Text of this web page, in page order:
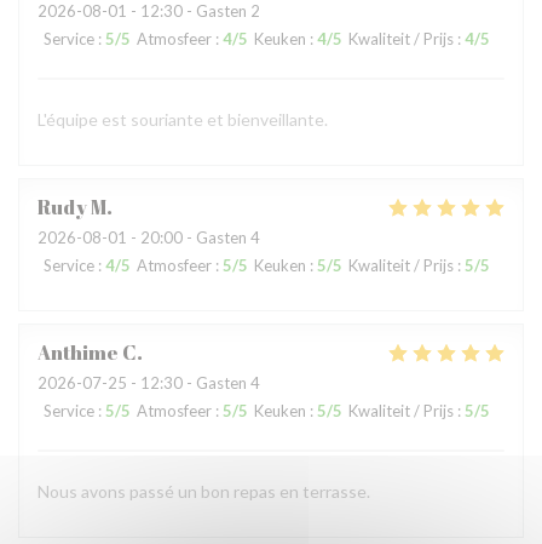
2026-08-01 - 12:30 - Gasten 2
Service : 5/5 Atmosfeer : 4/5 Keuken : 4/5 Kwaliteit / Prijs : 4/5
L'équipe est souriante et bienveillante.
RudyM
2026-08-01 - 20:00 - Gasten 4
Service : 4/5 Atmosfeer : 5/5 Keuken : 5/5 Kwaliteit / Prijs : 5/5
Anthime C
2026-07-25 - 12:30 - Gasten 4
Service : 5/5 Atmosfeer : 5/5 Keuken : 5/5 Kwaliteit / Prijs : 5/5
Nous avons passé un bon repas en terrasse.